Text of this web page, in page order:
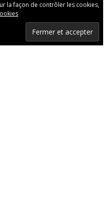
la façon de contrôler les cookies,